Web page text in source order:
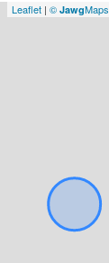
Leaflet | © JawgMaps